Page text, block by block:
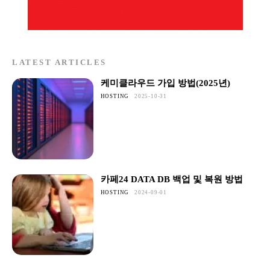
LATEST ARTICLES
케미클라우드 가입 방법(2025년)
HOSTING 2025-10-31
카페24 DATA DB 백업 및 복원 방법
HOSTING 2024-09-01